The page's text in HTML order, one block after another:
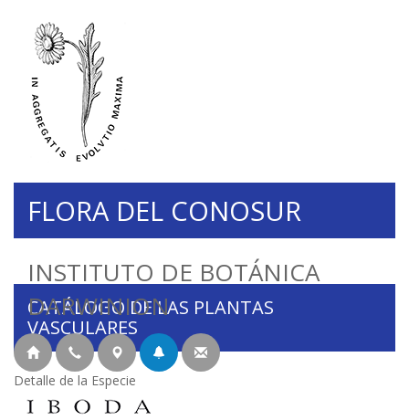
INSTITUTO DE BOTÁNICA
DARWINION
FLORA DEL CONOSUR
CATÁLOGO DE LAS PLANTAS
VASCULARES
Detalle de la Especie